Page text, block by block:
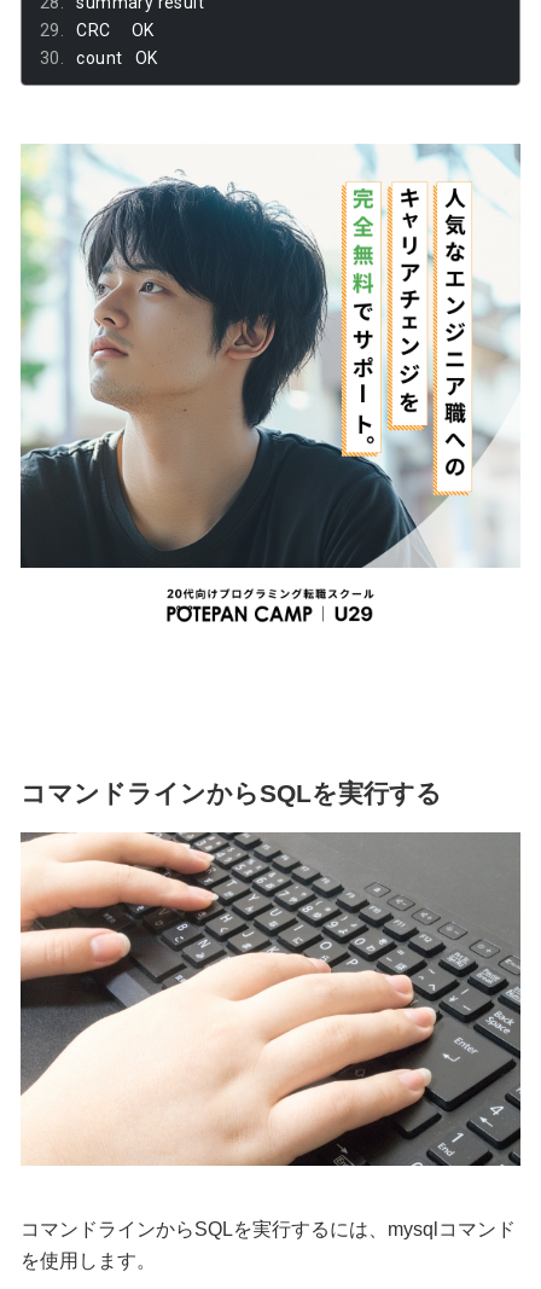
CRC     OK
count   OK
コマンドラインからSQLを実行する
コマンドラインからSQLを実行するには、mysqlコマンド
を使用します。